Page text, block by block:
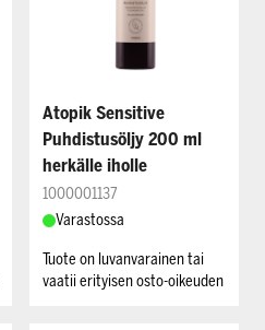
Atopik Sensitive
Puhdistusöljy 200 ml
herkälle iholle
1000001137
Varastossa
Tuote on luvanvarainen tai
vaatii erityisen osto-oikeuden